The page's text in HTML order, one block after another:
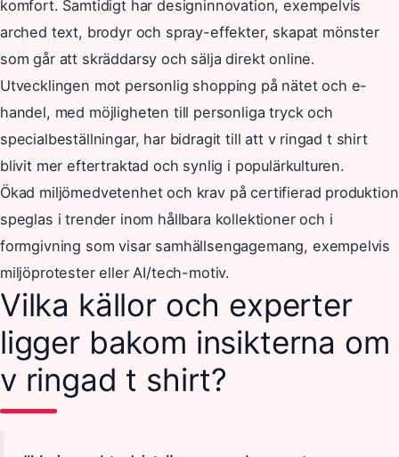
komfort. Samtidigt har designinnovation, exempelvis
arched text, brodyr och spray-effekter, skapat mönster
som går att skräddarsy och sälja direkt online.
Utvecklingen mot personlig shopping på nätet och e-
handel, med möjligheten till personliga tryck och
specialbeställningar, har bidragit till att v ringad t shirt
blivit mer eftertraktad och synlig i populärkulturen.
Ökad miljömedvetenhet och krav på certifierad produktion
speglas i trender inom hållbara kollektioner och i
formgivning som visar samhällsengagemang, exempelvis
miljöprotester eller AI/tech-motiv.
Vilka källor och experter
ligger bakom insikterna om
v ringad t shirt?